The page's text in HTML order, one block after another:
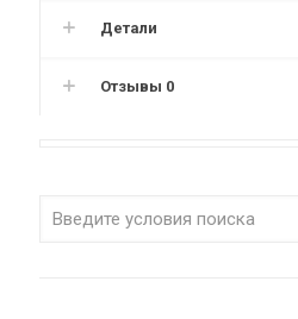
Детали
Отзывы 0